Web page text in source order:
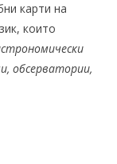
карти на
които
обсерватории,